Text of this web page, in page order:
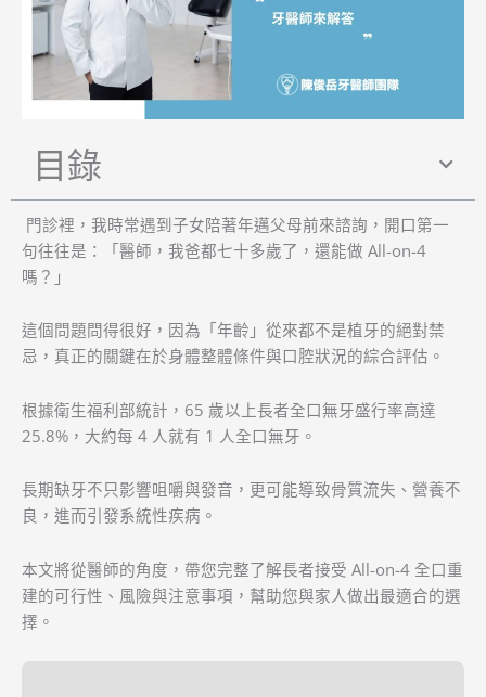
目錄
門診裡，我時常遇到子女陪著年邁父母前來諮詢，開口第一
句往往是：「醫師，我爸都七十多歲了，還能做 All-on-4
嗎？」
這個問題問得很好，因為「年齡」從來都不是植牙的絕對禁
忌，真正的關鍵在於身體整體條件與口腔狀況的綜合評估。
根據衛生福利部統計，65 歲以上長者全口無牙盛行率高達
25.8%，大約每 4 人就有 1 人全口無牙。
長期缺牙不只影響咀嚼與發音，更可能導致骨質流失、營養不
良，進而引發系統性疾病。
本文將從醫師的角度，帶您完整了解長者接受 All-on-4 全口重
建的可行性、風險與注意事項，幫助您與家人做出最適合的選
擇。